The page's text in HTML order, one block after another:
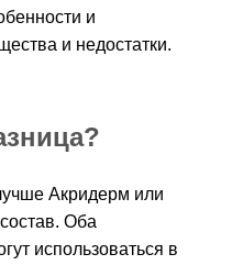
и
и недостатки.
Акридерм или
Оба
использоваться в